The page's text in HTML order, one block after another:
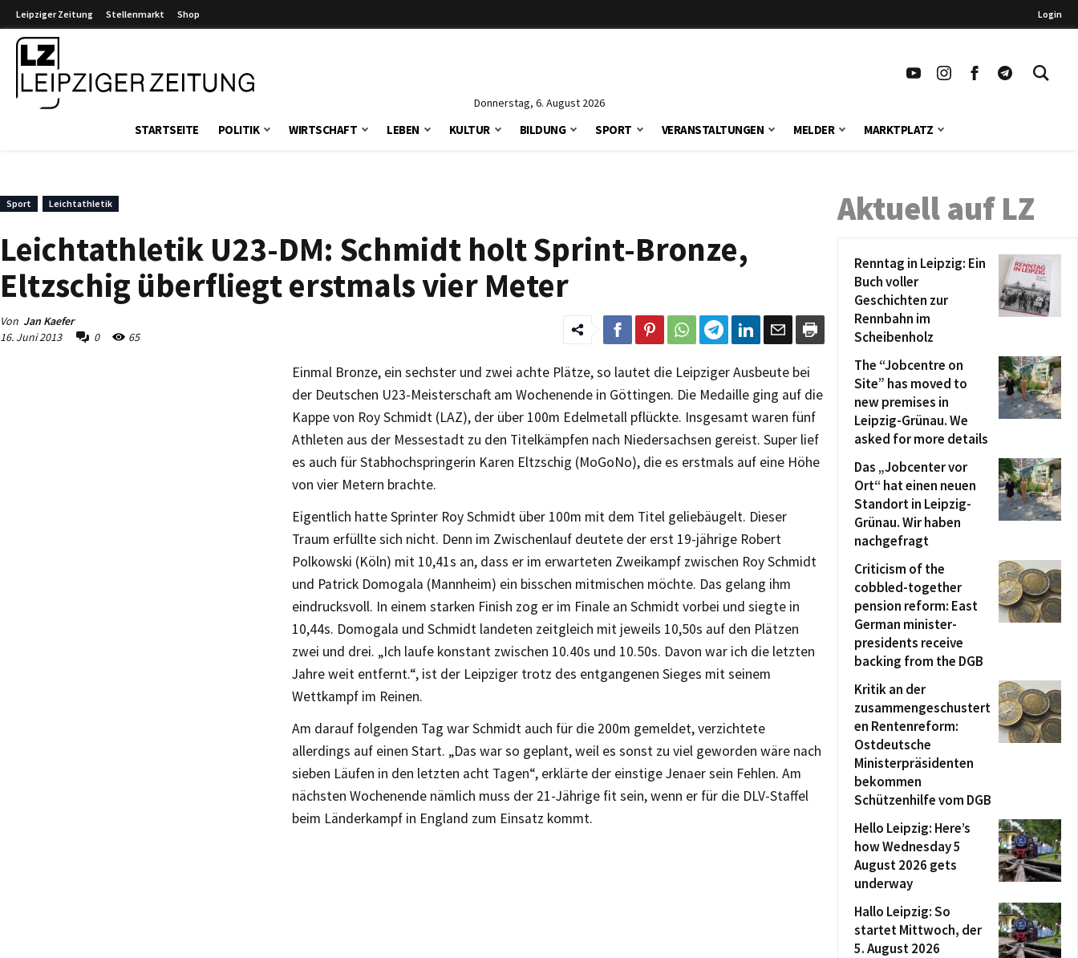
Leipziger Zeitung Stellenmarkt Shop Login
Donnerstag, 6. August 2026
STARTSEITE POLITIK WIRTSCHAFT LEBEN KULTUR BILDUNG SPORT VERANSTALTUNGEN MELDER MARKTPLATZ
Sport Leichtathletik
Leichtathletik U23-DM: Schmidt holt Sprint-Bronze,
Eltzschig überfliegt erstmals vier Meter
Von Jan Kaefer
16. Juni 2013
0 65
Einmal Bronze, ein sechster und zwei achte Plätze, so lautet die Leipziger Ausbeute bei
der Deutschen U23-Meisterschaft am Wochenende in Göttingen. Die Medaille ging auf die
Kappe von Roy Schmidt (LAZ), der über 100m Edelmetall pflückte. Insgesamt waren fünf
Athleten aus der Messestadt zu den Titelkämpfen nach Niedersachsen gereist. Super lief
es auch für Stabhochspringerin Karen Eltzschig (MoGoNo), die es erstmals auf eine Höhe
von vier Metern brachte.
Eigentlich hatte Sprinter Roy Schmidt über 100m mit dem Titel geliebäugelt. Dieser
Traum erfüllte sich nicht. Denn im Zwischenlauf deutete der erst 19-jährige Robert
Polkowski (Köln) mit 10,41s an, dass er im erwarteten Zweikampf zwischen Roy Schmidt
und Patrick Domogala (Mannheim) ein bisschen mitmischen möchte. Das gelang ihm
eindrucksvoll. In einem starken Finish zog er im Finale an Schmidt vorbei und siegte in
10,44s. Domogala und Schmidt landeten zeitgleich mit jeweils 10,50s auf den Plätzen
zwei und drei. „Ich laufe konstant zwischen 10.40s und 10.50s. Davon war ich die letzten
Jahre weit entfernt.“, ist der Leipziger trotz des entgangenen Sieges mit seinem
Wettkampf im Reinen.
Am darauf folgenden Tag war Schmidt auch für die 200m gemeldet, verzichtete
allerdings auf einen Start. „Das war so geplant, weil es sonst zu viel geworden wäre nach
sieben Läufen in den letzten acht Tagen“, erklärte der einstige Jenaer sein Fehlen. Am
nächsten Wochenende nämlich muss der 21-Jährige fit sein, wenn er für die DLV-Staffel
beim Länderkampf in England zum Einsatz kommt.
Aktuell auf LZ
Renntag in Leipzig: Ein
Buch voller
Geschichten zur
Rennbahn im
Scheibenholz
The “Jobcentre on
Site” has moved to
new premises in
Leipzig-Grünau. We
asked for more details
Das „Jobcenter vor
Ort“ hat einen neuen
Standort in Leipzig-
Grünau. Wir haben
nachgefragt
Criticism of the
cobbled-together
pension reform: East
German minister-
presidents receive
backing from the DGB
Kritik an der
zusammengeschustert
en Rentenreform:
Ostdeutsche
Ministerpräsidenten
bekommen
Schützenhilfe vom DGB
Hello Leipzig: Here’s
how Wednesday 5
August 2026 gets
underway
Hallo Leipzig: So
startet Mittwoch, der
5. August 2026